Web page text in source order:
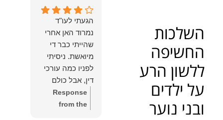
השלכות
החשיפה
ללשון הרע
על ילדים
ובני נוער
ונוטריון
שמחנו מאוד
לשמוע שהייעוץ
עזר לך ושהיית
מרוצה.
מבחינתנו הוגנות
ומקצועיות הן
מעל הכל. נשמח
תמיד לעמוד
לרשותך בהמשך
הגעתי לעו"ד
נמרוד האן אחרי
שהייתי כבר די
מיואשת. ניסיתי
לפניו כמה עורכי
דין, אבל כולם
נרתעו כי היה
מדובר בנושא
Response
from the